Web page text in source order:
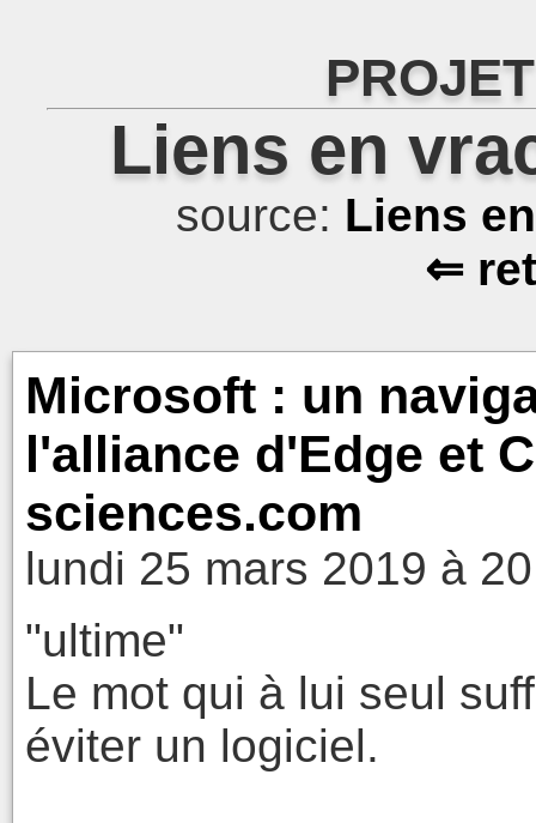
Liens en
source: Liens
⇐
Microsoft : un
l'alliance d'Edge et
sciences.com
lundi 25 mars 2019 à
"ultime"
Le mot qui à lui seul
éviter un logiciel.